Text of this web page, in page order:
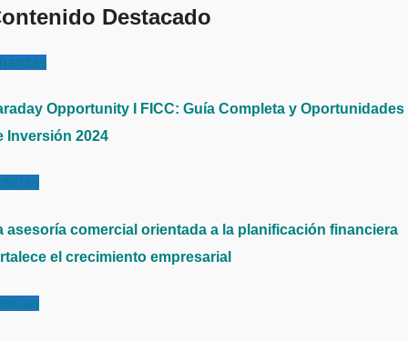
Destacado
Opportunity I FICC: Guía Completa y Oportunidades
Inversión 2024
asesoría comercial orientada a la planificación financiera
el crecimiento empresarial